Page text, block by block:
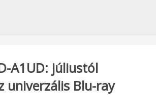
A1UD: júliustól
univerzális Blu-ray